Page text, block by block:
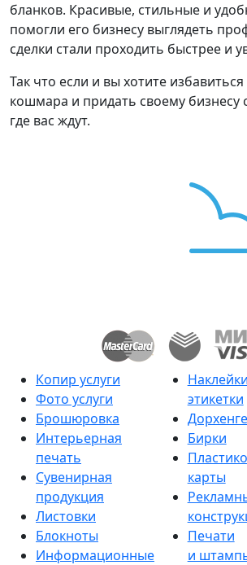
бланков. Красивые, стильные и
помогли его бизнесу выглядеть
сделки стали проходить быстрее и
Так что если и вы хотите
кошмара и придать своему бизнесу
где вас ждут.
Копир услуги
Фото услуги
Брошюровка
Интерьерная
печать
Сувенирная
продукция
Листовки
Блокноты
Информационные
этикетки
Бирки
карты
Печати
и